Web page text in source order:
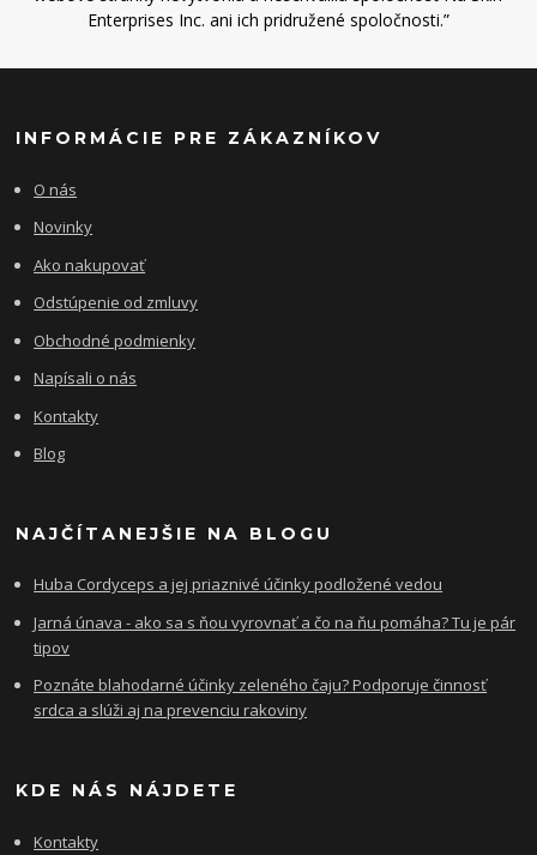
Enterprises Inc. ani ich pridružené spoločnosti.”
INFORMÁCIE PRE ZÁKAZNÍKOV
O nás
Novinky
Ako nakupovať
Odstúpenie od zmluvy
Obchodné podmienky
Napísali o nás
Kontakty
Blog
NAJČÍTANEJŠIE NA BLOGU
Huba Cordyceps a jej priaznivé účinky podložené vedou
Jarná únava - ako sa s ňou vyrovnať a čo na ňu pomáha? Tu je pár
tipov
Poznáte blahodarné účinky zeleného čaju? Podporuje činnosť
srdca a slúži aj na prevenciu rakoviny
KDE NÁS NÁJDETE
Kontakty